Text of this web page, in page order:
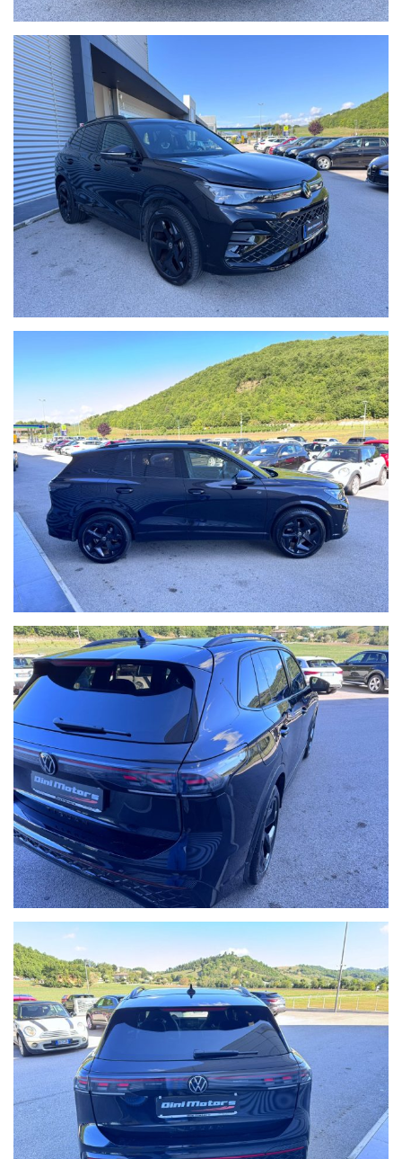
Formule finanziarie con valore futuro garantito anche per i nostri
veicoli usati dove potrai decidere se tenerla o restituirla dopo
2/3/4 anni di rateizzazione.
Per gli interessati è gradito contatto telefonico allo 0722810139.
Ci puoi trovare a Sant'Angelo in Vado (PU) presso la nuova sede in
Voc. Calvernazzo n° 3 lungo la SS 73 bis accanto alla stazione di
servizio Beyfin.
Siamo facilmente raggiungibili in pullman dalla stazione di Pesaro
o dalla stazione di Arezzo per il versante tirrenico.
Qualche dettaglio dell'auto inserito nell'annuncio dal sistema
automatico o dal nostro operatore potrebbe anche differire o
essere errato, pertanto ricordiamo che questo è solo un'annuncio
e prima dell'acquisto, vi invitiamo a verificare sia la correttezza
degli stessi in sede che la disponibilità del veicolo.